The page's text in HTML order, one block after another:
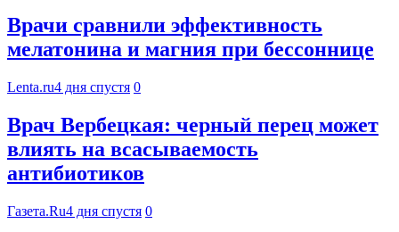
Врачи сравнили эффективность
мелатонина и магния при бессоннице
Lenta.ru4 дня спустя 0
Врач Вербецкая: черный перец может
влиять на всасываемость
антибиотиков
Газета.Ru4 дня спустя 0